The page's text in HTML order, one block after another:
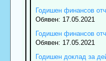
Годишен финансов
Обявен: 17.05.2021
Годишен финансов
Обявен: 17.05.2021
Годишен доклад за